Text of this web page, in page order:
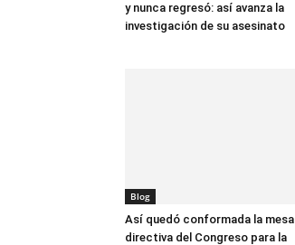
y nunca regresó: así avanza la
investigación de su asesinato
Blog
Así quedó conformada la mesa
directiva del Congreso para la